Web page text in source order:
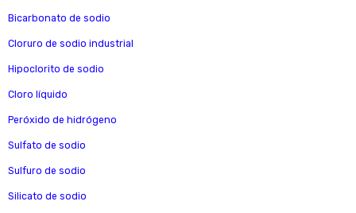
Bicarbonato de sodio
Cloruro de sodio industrial
Hipoclorito de sodio
Cloro líquido
Peróxido de hidrógeno
Sulfato de sodio
Sulfuro de sodio
Silicato de sodio